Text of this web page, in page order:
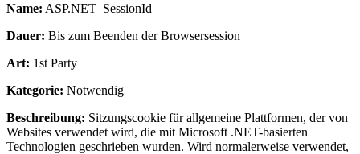
Name: ASP.NET_SessionId
Dauer: Bis zum Beenden der Browsersession
Art: 1st Party
Kategorie: Notwendig
Beschreibung: Sitzungscookie für allgemeine Plattformen, der von
Websites verwendet wird, die mit Microsoft .NET-basierten
Technologien geschrieben wurden. Wird normalerweise verwendet,